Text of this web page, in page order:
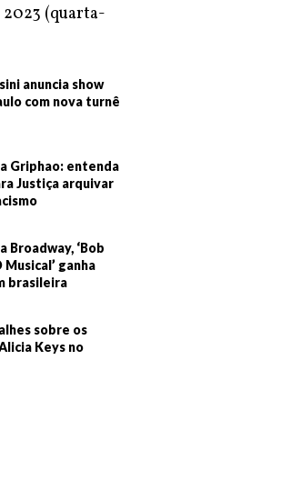
(quarta-
anuncia show
com nova turnê
Griphao: entenda
Justiça arquivar
Broadway, ‘Bob
Musical’ ganha
brasileira
sobre os
Keys no